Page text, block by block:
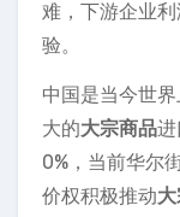
难，下游企业
验。
中国是当今世
大的大宗商品
0%，当前华尔
价权积极推动